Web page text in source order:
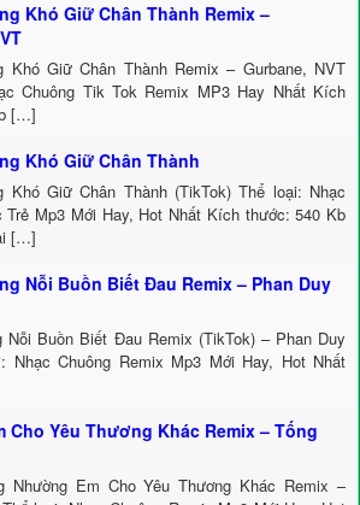
Khó Giữ Chân Thành Remix –
Khó Giữ Chân Thành Remix – Gurbane, NVT
Chuông Tik Tok Remix MP3 Hay Nhất Kích
[…]
Khó Giữ Chân Thành
Khó Giữ Chân Thành (TikTok) Thể loại: Nhạc
Trẻ Mp3 Mới Hay, Hot Nhất Kích thước: 540 Kb
[…]
Nỗi Buồn Biết Đau Remix – Phan Duy
Nỗi Buồn Biết Đau Remix (TikTok) – Phan Duy
Nhạc Chuông Remix Mp3 Mới Hay, Hot Nhất
Cho Yêu Thương Khác Remix – Tống
Nhường Em Cho Yêu Thương Khác Remix –